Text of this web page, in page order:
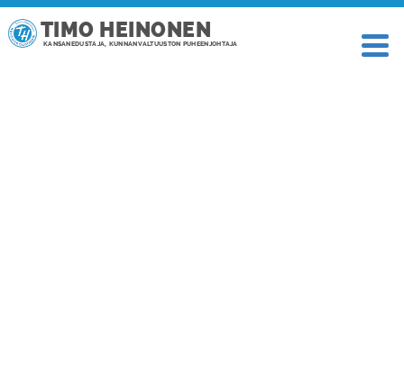
TIMO HEINONEN
KANSANEDUSTAJA, KUNNANVALTUUSTON PUHEENJOHTAJA